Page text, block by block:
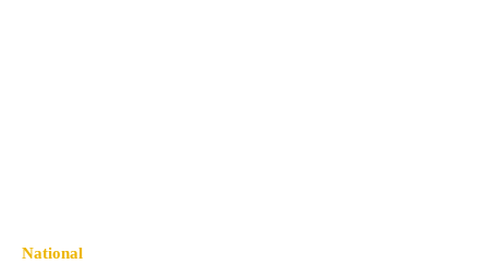
National